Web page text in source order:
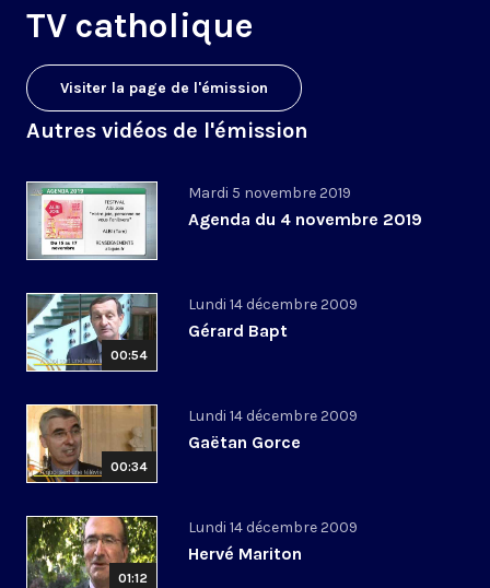
TV catholique
Visiter la page de l'émission
Autres vidéos de l'émission
Mardi 5 novembre 2019
Agenda du 4 novembre 2019
00:54
Lundi 14 décembre 2009
Gérard Bapt
00:34
Lundi 14 décembre 2009
Gaëtan Gorce
01:12
Lundi 14 décembre 2009
Hervé Mariton